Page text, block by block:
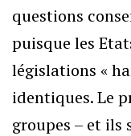
questions
puisque les
législations «
identiques. Le
groupes – et ils